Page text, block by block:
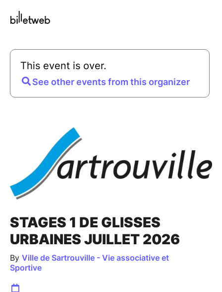
This event is over.
See other events from this organizer
STAGES 1 DE GLISSES
URBAINES JUILLET 2026
By Ville de Sartrouville - Vie associative et
Sportive